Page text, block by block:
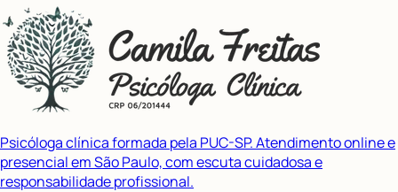
Psicóloga clínica formada pela PUC-SP. Atendimento online e
presencial em São Paulo, com escuta cuidadosa e
responsabilidade profissional.